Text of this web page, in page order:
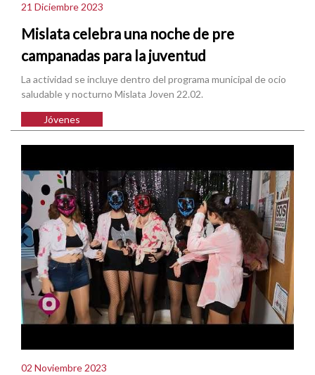
21 Diciembre 2023
Mislata celebra una noche de pre
campanadas para la juventud
La actividad se incluye dentro del programa municipal de ocio
saludable y nocturno Mislata Joven 22.02.
Jóvenes
02 Noviembre 2023